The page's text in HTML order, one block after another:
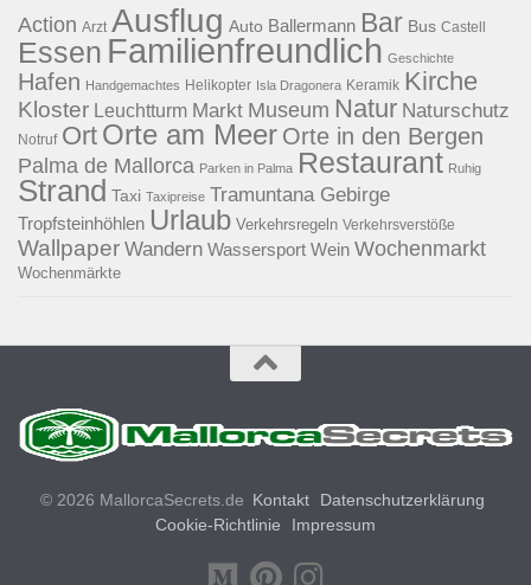
Action Arzt Ausflug Auto Ballermann Bar Bus Castell
Essen Familienfreundlich Geschichte
Hafen Handgemachtes Helikopter Isla Dragonera Keramik Kirche
Kloster Leuchtturm Markt Museum Natur Naturschutz
Notruf Ort Orte am Meer Orte in den Bergen
Palma de Mallorca Parken in Palma Restaurant Ruhig
Strand Taxi Taxipreise Tramuntana Gebirge
Tropfsteinhöhlen Urlaub Verkehrsregeln Verkehrsverstöße
Wallpaper Wandern Wassersport Wein Wochenmarkt
Wochenmärkte
© 2026 MallorcaSecrets.de Kontakt
Datenschutzerklärung
Cookie-Richtlinie
Impressum